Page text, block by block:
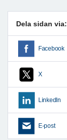
Dela sidan via:
Facebook
X
LinkedIn
E-post